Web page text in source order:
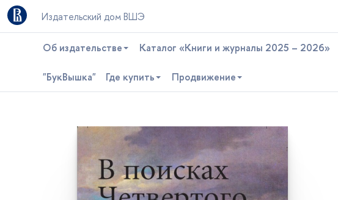
Издательский дом ВШЭ
Об издательстве Каталог «Книги и журналы 2025 – 2026»
"БукВышка" Где купить Продвижение